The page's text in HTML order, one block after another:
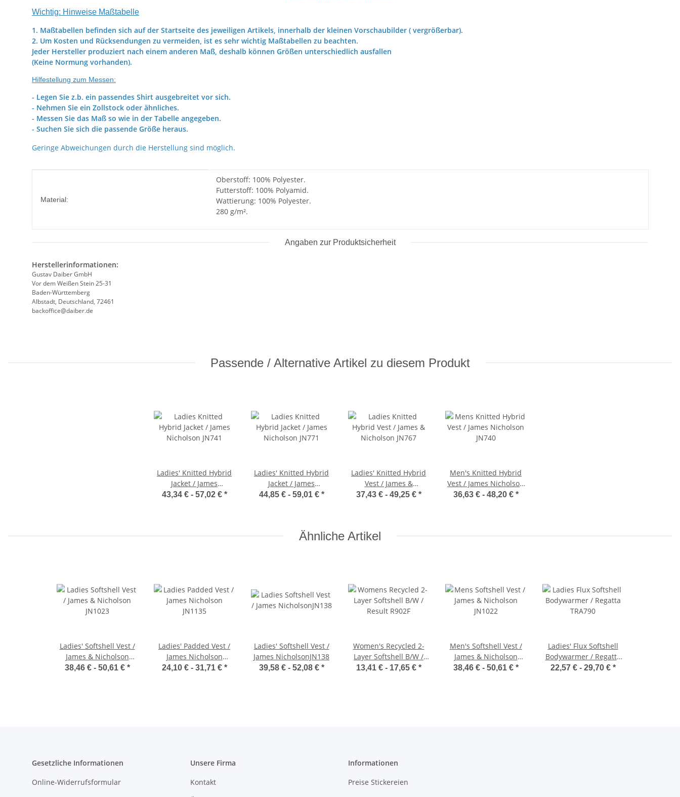
Wichtig: Hinweise Maßtabelle
1. Maßtabellen befinden sich auf der Startseite des jeweiligen Artikels, innerhalb der kleinen Vorschaubilder ( vergrößerbar).
2. Um Kosten und Rücksendungen zu vermeiden, ist es sehr wichtig Maßtabellen zu beachten.
Jeder Hersteller produziert nach einem anderen Maß, deshalb können Größen unterschiedlich ausfallen
(Keine Normung vorhanden).
Hilfestellung zum Messen:
- Legen Sie z.b. ein passendes Shirt ausgebreitet vor sich.
- Nehmen Sie ein Zollstock oder ähnliches.
- Messen Sie das Maß so wie in der Tabelle angegeben.
- Suchen Sie sich die passende Größe heraus.
Geringe Abweichungen durch die Herstellung sind möglich.
Material:
Oberstoff: 100% Polyester.
Futterstoff: 100% Polyamid.
Wattierung: 100% Polyester.
280 g/m².
Angaben zur Produktsicherheit
Herstellerinformationen:
Gustav Daiber GmbH
Vor dem Weißen Stein 25-31
Baden-Württemberg
Albstadt, Deutschland, 72461
backoffice@daiber.de
Passende / Alternative Artikel zu diesem Produkt
Ladies' Knitted Hybrid
Jacket / James
Nicholson JN741
43,34 € - 57,02 € *
Ladies' Knitted Hybrid
Jacket / James
Nicholson JN771
44,85 € - 59,01 € *
Ladies' Knitted Hybrid
Vest / James &
Nicholson JN767
37,43 € - 49,25 € *
Men's Knitted Hybrid
Vest / James Nicholson
JN740
36,63 € - 48,20 € *
Ähnliche Artikel
Ladies' Softshell Vest /
James & Nicholson
JN1023
38,46 € - 50,61 € *
Ladies' Padded Vest /
James Nicholson
JN1135
24,10 € - 31,71 € *
Ladies' Softshell Vest /
James NicholsonJN138
39,58 € - 52,08 € *
Women's Recycled 2-
Layer Softshell B/W /
Result R902F
13,41 € - 17,65 € *
Men's Softshell Vest /
James & Nicholson
JN1022
38,46 € - 50,61 € *
Ladies' Flux Softshell
Bodywarmer / Regatta
TRA790
22,57 € - 29,70 € *
Gesetzliche Informationen
Online-Widerrufsformular
Unsere Firma
Kontakt
Informationen
Preise Stickereien